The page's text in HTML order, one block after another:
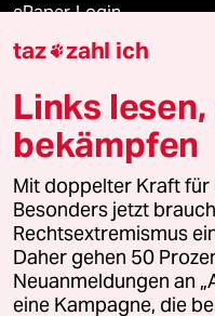
ePaper Login
Downloads für
© 2026 taz Verlags und
Alle Rechte vorbehalten. Bei
wenden Sie sich bitte an
Feedback
taz zahl ich
Links
bekämpfen
Mit doppelter Kraft für
Besonders jetzt
Rechtsextremismus
Daher gehen 50
Neuanmeldungen an
eine Kampagne, die